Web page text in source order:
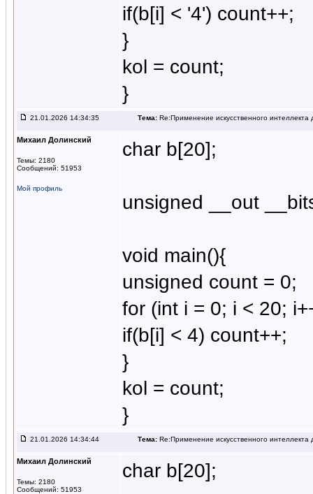
if(b[i] < '4') count++;
}
kol = count;
}
21.01.2026 14:34:35 Тема: Re:Применение искусственного
Михаил Долинский
Темы: 2180
Сообщений: 51953
Мой профиль
char b[20];
unsigned __out
void main(){
unsigned count = 0;
for (int i = 0; i < 20;
if(b[i] < 4) count++;
}
kol = count;
}
21.01.2026 14:34:44 Тема: Re:Применение искусственного
Михаил Долинский
Темы: 2180
Сообщений: 51953
char b[20];